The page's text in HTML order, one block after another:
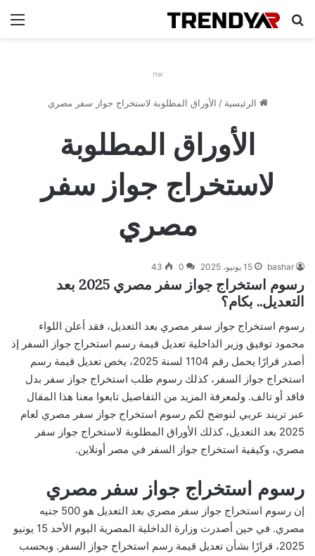
بحث عن
nw
الرئيسية / الأوراق المطلوبة لاستخراج جواز سفر مصري
الأوراق المطلوبة
لاستخراج جواز سفر
مصري
bashar 15 يونيو، 2025 0
43
رسوم استخراج جواز سفر مصري 2025 بعد
التعديل.. بكام؟
رسوم استخراج جواز سفر مصري بعد التعديل، فقد أعلن اللواء
محمود توفيق وزير الداخلية تعديل قيمة رسم استخراج جواز السفر إذ
أصدر قرارًا يحمل رقم 1104 لسنة 2025، يخص تعديل قيمة رسم
استخراج جواز السفر، كذلك رسوم طلب استخراج جواز سفر بدل
فاقد أو تالف. ولمعرفة المزيد من التفاصيل تابعوا معنا هذا المقال
عبر تريند عربي لنوضح لكم رسوم استخراج جواز سفر مصري لعام
2025 بعد التعديل، كذلك الأوراق المطلوبة لاستخراج جواز سفر
مصري، وكيفية استخراج جواز السفر في مصر أونلاين.
رسوم استخراج جواز سفر مصري
إن رسوم استخراج جواز سفر مصري بعد التعديل هو 500 جنيه
مصري. في حين أصدرت وزارة الداخلية المصرية اليوم الأحد 15 يونيو
2025، قرارًا بشأن تعديل قيمة رسم استخراج جواز السفر. وبحسب